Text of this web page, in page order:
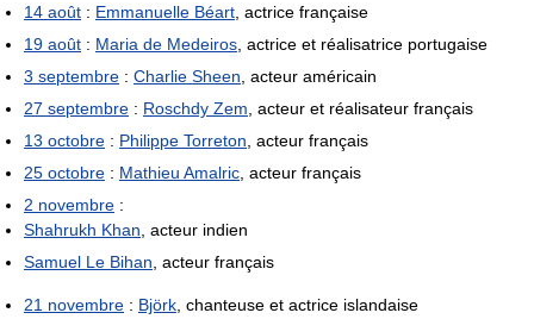
14 août : Emmanuelle Béart , actrice française
19 août : Maria de Medeiros , actrice et réalisatrice portugaise
3 septembre : Charlie Sheen , acteur américain
27 septembre : Roschdy Zem , acteur et réalisateur français
13 octobre : Philippe Torreton , acteur français
25 octobre : Mathieu Amalric , acteur français
2 novembre :
Shahrukh Khan , acteur indien
Samuel Le Bihan , acteur français
21 novembre : Björk , chanteuse et actrice islandaise